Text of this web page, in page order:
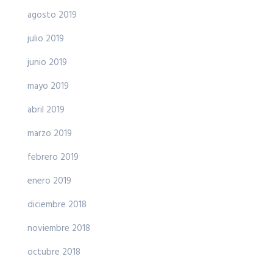
agosto 2019
julio 2019
junio 2019
mayo 2019
abril 2019
marzo 2019
febrero 2019
enero 2019
diciembre 2018
noviembre 2018
octubre 2018